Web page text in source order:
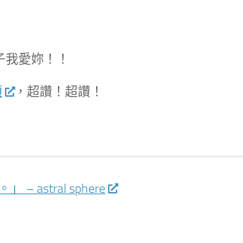
愛妳！！
，超讚！超讚！
」 – astral sphere